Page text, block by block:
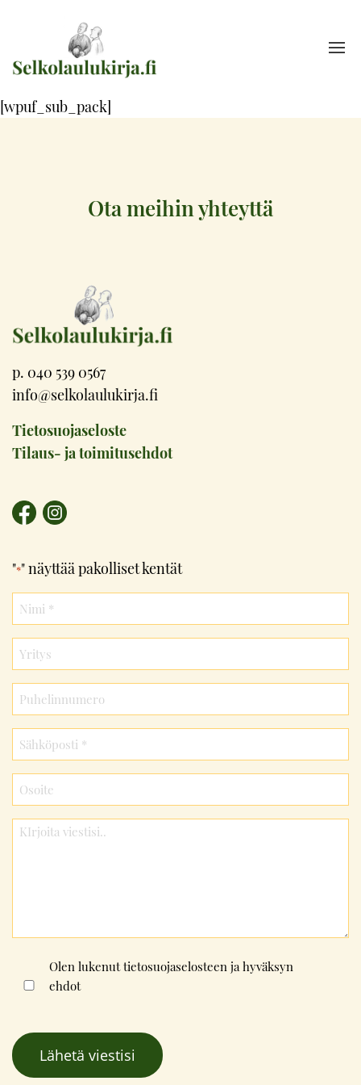
[wpuf_sub_pack]
Ota meihin yhteyttä
p. 040 539 0567
info@selkolaulukirja.fi
Tietosuojaseloste
Tilaus- ja toimitusehdot
"*" näyttää pakolliset kentät
ConsentOlen lukenuttietosuojaselosteen ja hyväksyn
ehdot